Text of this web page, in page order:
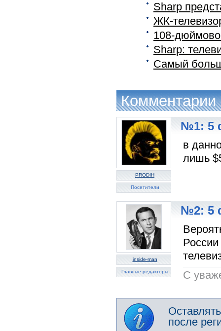
Sharp
ЖК-
108-
Sharp:
Самый
Комментарии
PRODIH
Посетители
№1: 5
в
лишь
inside-man
Главные редакторы
№2: 5
C
после